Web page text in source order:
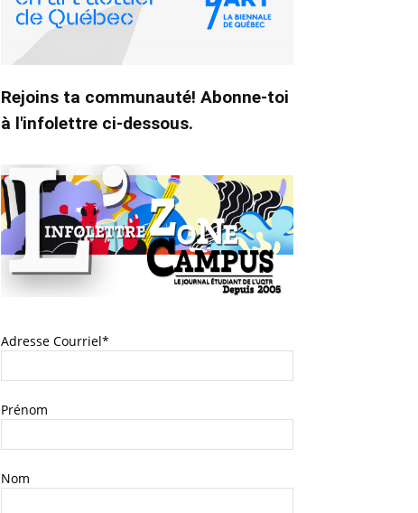
Rejoins ta communauté! Abonne-toi
à l'infolettre ci-dessous.
Adresse Courriel*
Prénom
Nom